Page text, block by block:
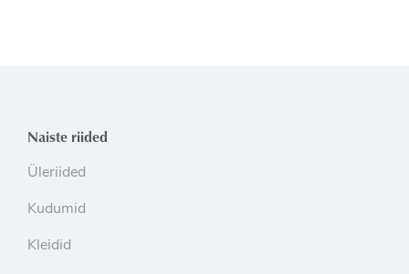
Naiste riided
Üleriided
Kudumid
Kleidid